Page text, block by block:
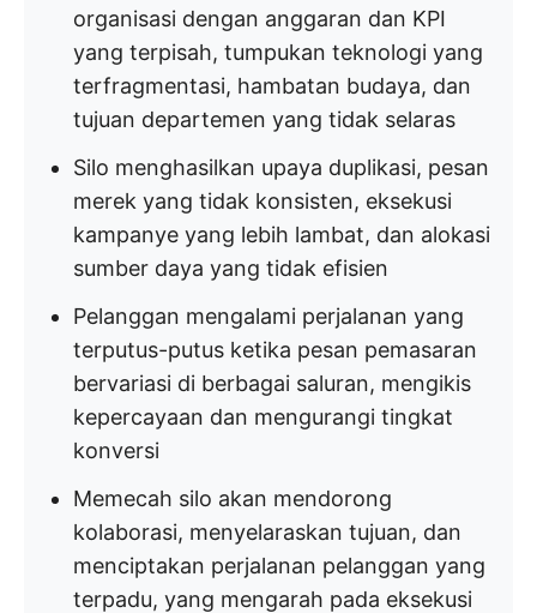
organisasi dengan anggaran dan KPI
yang terpisah, tumpukan teknologi yang
terfragmentasi, hambatan budaya, dan
tujuan departemen yang tidak selaras
Silo menghasilkan upaya duplikasi, pesan
merek yang tidak konsisten, eksekusi
kampanye yang lebih lambat, dan alokasi
sumber daya yang tidak efisien
Pelanggan mengalami perjalanan yang
terputus-putus ketika pesan pemasaran
bervariasi di berbagai saluran, mengikis
kepercayaan dan mengurangi tingkat
konversi
Memecah silo akan mendorong
kolaborasi, menyelaraskan tujuan, dan
menciptakan perjalanan pelanggan yang
terpadu, yang mengarah pada eksekusi